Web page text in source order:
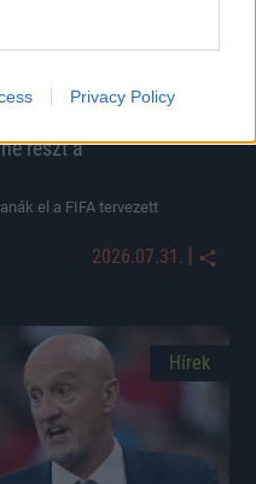
Privacy Policy
részt a
el a FIFA tervezett
2026.07.31. |
Hírek